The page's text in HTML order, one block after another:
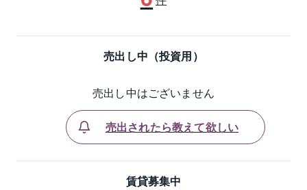
売出し中（投資用）
売出し中はございません
売出されたら教えて欲しい
賃貸募集中